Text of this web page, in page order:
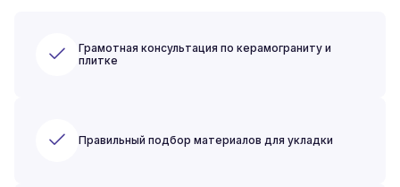
Грамотная консультация по керамограниту и
плитке
Правильный подбор материалов для укладки